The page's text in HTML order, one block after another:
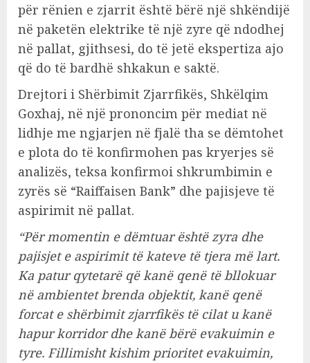
për rënien e zjarrit është bërë një shkëndijë
në paketën elektrike të një zyre që ndodhej
në pallat, gjithsesi, do të jetë ekspertiza ajo
që do të bardhë shkakun e saktë.
Drejtori i Shërbimit Zjarrfikës, Shkëlqim
Goxhaj, në një prononcim për mediat në
lidhje me ngjarjen në fjalë tha se dëmtohet
e plota do të konfirmohen pas kryerjes së
analizës, teksa konfirmoi shkrumbimin e
zyrës së “Raiffaisen Bank” dhe pajisjeve të
aspirimit në pallat.
“Për momentin e dëmtuar është zyra dhe
pajisjet e aspirimit të kateve të tjera më lart.
Ka patur qytetarë që kanë qenë të bllokuar
në ambientet brenda objektit, kanë qenë
forcat e shërbimit zjarrfikës të cilat u kanë
hapur korridor dhe kanë bërë evakuimin e
tyre. Fillimisht kishim prioritet evakuimin,